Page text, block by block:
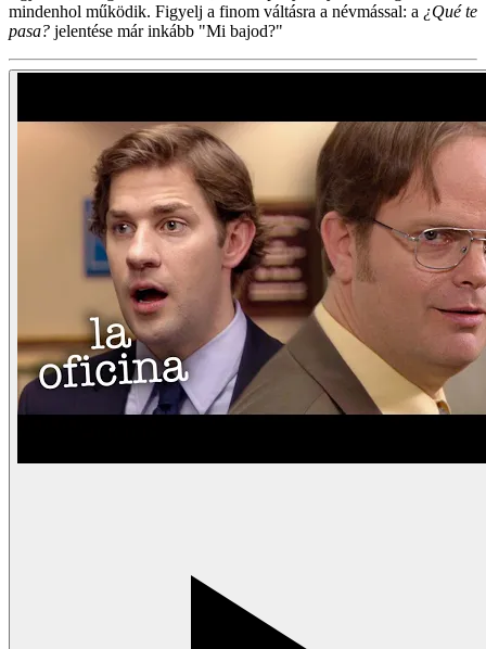
mindenhol működik. Figyelj a finom váltásra a névmással: a ¿Qué te
pasa? jelentése már inkább "Mi bajod?"